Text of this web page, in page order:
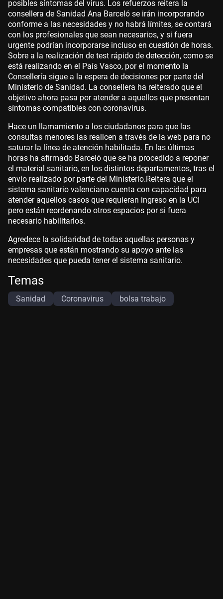
posibles síntomas del virus. Los refuerzos reitera la
consellera de Sanidad Ana Barceló se irán incorporando
conforme a las necesidades y no habrá límites, se contará
con los profesionales que sean necesarios, y si fuera
urgente podrían incorporarse incluso en cuestión de horas.
Sobre a la realización de test rápido de detección, como se
está realizando en el País Vasco, por el momento la
Consellería sigue a la espera de decisiones por parte del
Ministerio de Sanidad. La consellera ha reiterado que el
objetivo ahora pasa por atender a aquellos que presentan
síntomas compatibles con coronavirus.
Hace un llamamiento a los ciudadanos para que las
consultas menores las realicen a través de la web para no
saturar la línea de atención habilitada. En las últimas
horas ha afirmado Barceló que se ha procedido a reponer
el material sanitario, en los distintos departamentos, tras el
envío realizado por parte del Ministerio.Reitera que el
sistema sanitario valenciano cuenta con capacidad para
atender aquellos casos que requieran ingreso en la UCI
pero están reordenando otros espacios por si fuera
necesario habilitarlos.
Agredece la solidaridad de todas aquellas personas y
empresas que están mostrando su apoyo ante las
necesidades que pueda tener el sistema sanitario.
Temas
Sanidad Coronavirus bolsa trabajo